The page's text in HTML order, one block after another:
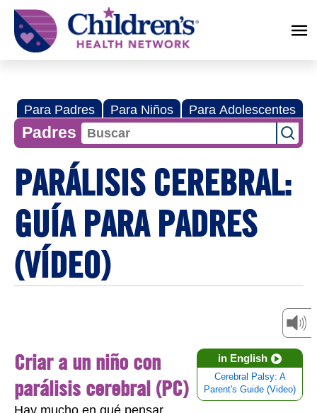
Children's
Health
Network
Para Padres Para Niños Para Adolescentes
Padres
PARÁLISIS CEREBRAL:
GUÍA PARA PADRES
(VÍDEO)
in English
Cerebral Palsy: A
Parent's Guide (Video)
Criar a un niño con
parálisis cerebral (PC)
Hay mucho en qué pensar